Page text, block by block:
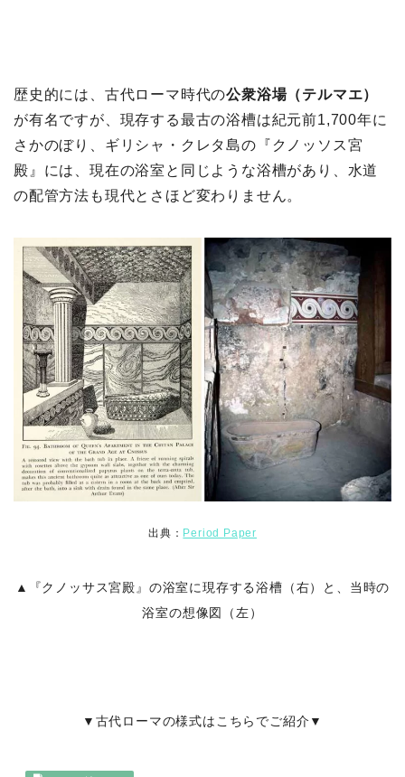
歴史的には、古代ローマ時代の公衆浴場（テルマエ）
が有名ですが、現存する最古の浴槽は紀元前1,700年に
さかのぼり、ギリシャ・クレタ島の『クノッソス宮
殿』には、現在の浴室と同じような浴槽があり、水道
の配管方法も現代とさほど変わりません。
出典： Period Paper
▲『クノッサス宮殿』の浴室に現存する浴槽（右）と、当時の
浴室の想像図（左）
▼古代ローマの様式はこちらでご紹介▼